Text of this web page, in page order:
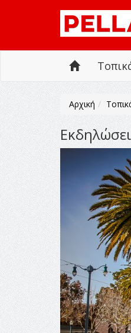
Αρχική